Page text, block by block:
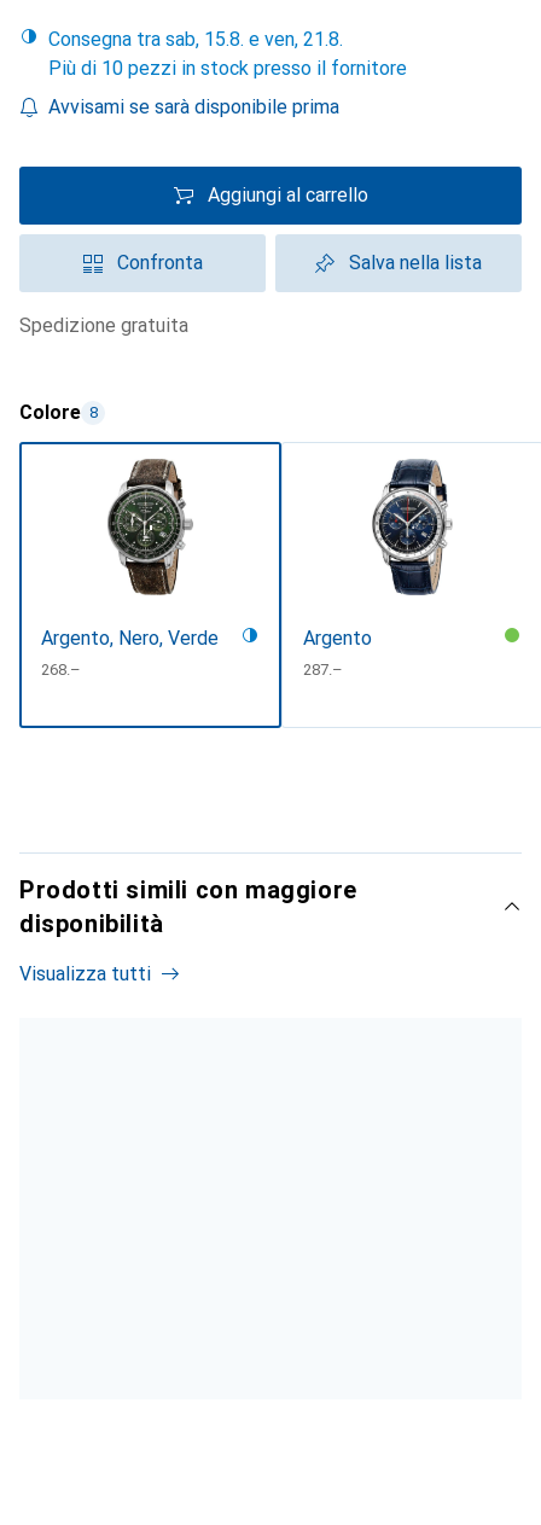
Consegna tra sab, 15.8. e ven, 21.8.
Più di 10 pezzi in stock presso il fornitore
Avvisami se sarà disponibile prima
Aggiungi al carrello
Confronta Salva nella lista
spedizione gratuita
Colore 8
Argento, Nero, Verde
CHF
268.–
Argento
CHF
287.–
Prodotti simili con maggiore
disponibilità
Visualizza tutti